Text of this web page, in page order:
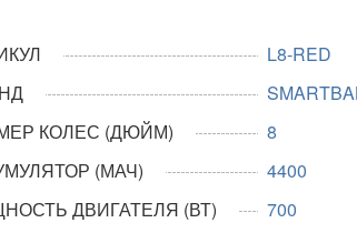
L8-RED
КОЛЕС (ДЮЙМ)
8
(МАЧ)
4400
ДВИГАТЕЛЯ (ВТ)
700